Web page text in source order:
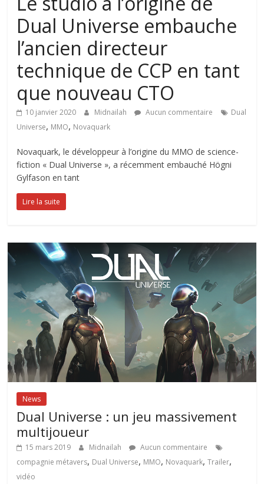
Dual Universe embauche
l’ancien directeur
technique de CCP en tant
que nouveau CTO
10 janvier 2020 Midnailah Aucun commentaire
Dual
Universe, MMO, Novaquark
Novaquark, le développeur à l’origine du MMO de science-
fiction « Dual Universe », a récemment embauché Högni
Gylfason en tant
Lire la suite
News
Dual Universe : un jeu massivement
multijoueur
15 mars 2019 Midnailah
Aucun commentaire
compagnie métavers, Dual Universe, MMO, Novaquark,Trailer,
vidéo